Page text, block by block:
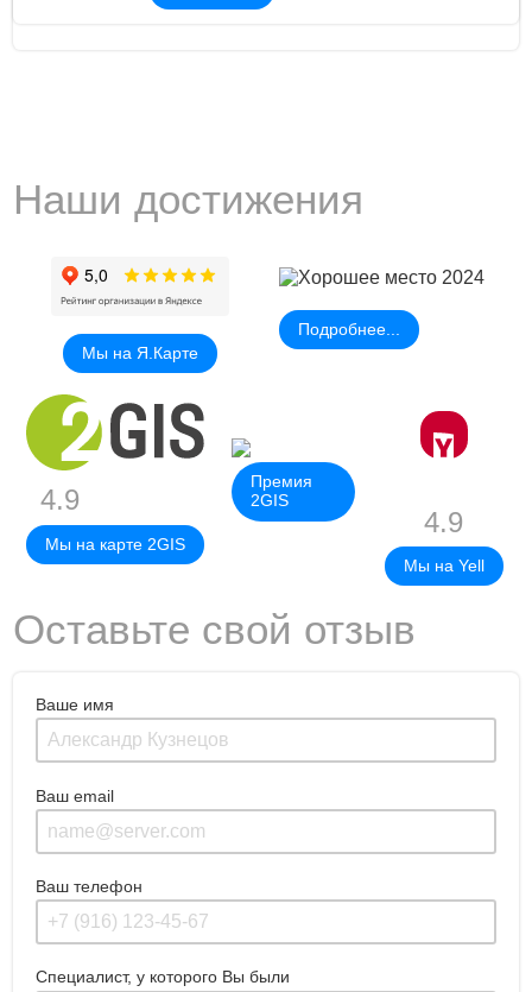
Наши достижения
Мы на Я.Карте
Подробнее...
4.9
Мы на карте 2GIS
Премия
2GIS
4.9
Мы на Yell
Оставьте свой отзыв
Ваше имя
Ваш email
Ваш телефон
Специалист, у которого Вы были